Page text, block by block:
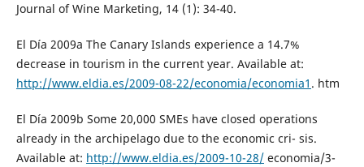
Journal of Wine Marketing, 14 (1): 34-40.
El Día 2009a The Canary Islands experience a 14.7%
decrease in tourism in the current year. Available at:
http://www.eldia.es/2009-08-22/economia/economia1 . htm
El Día 2009b Some 20,000 SMEs have closed operations
already in the archipelago due to the economic cri- sis.
Available at: http://www.eldia.es/2009-10-28/economia/3-